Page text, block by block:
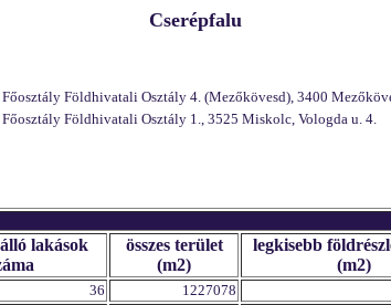
Cserépfalu
Földhivatali Osztály 4. (Mezőkövesd), 3400
Földhivatali Osztály 1., 3525 Miskolc, Vologda u. 4.
lakások
összes terület
(m2)
legkisebb
(m2)
36 1227078